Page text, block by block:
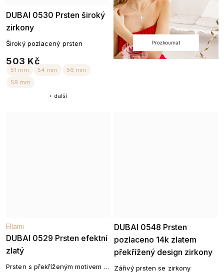
57 mm
DUBAI 0530 Prsten široký
zirkony
503 Kč
Široký pozlacený prsten
+ další
DUBAI 0529 Prsten efektní
zlatý
Ellami
Prsten s překříženým motivem a
DUBAI 0548 Prsten
pozlaceno 14k zlatem
překřížený design zirkony
Zářivý prsten se zirkony